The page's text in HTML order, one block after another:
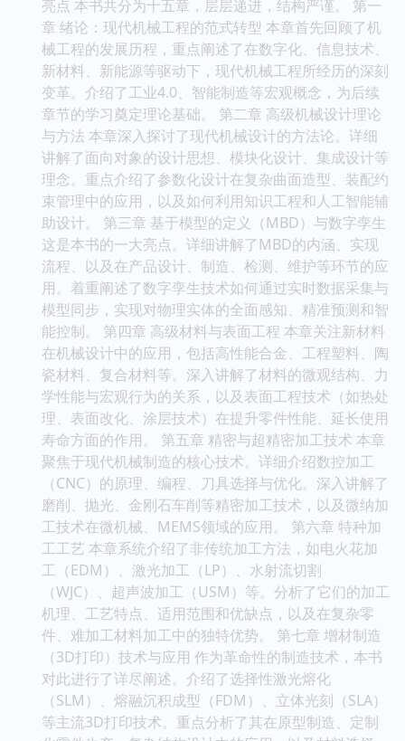
亮点 本书共分为十五章，层层递进，结构严谨。 第一
章 绪论：现代机械工程的范式转型 本章首先回顾了机
械工程的发展历程，重点阐述了在数字化、信息技术、
新材料、新能源等驱动下，现代机械工程所经历的深刻
变革。介绍了工业4.0、智能制造等宏观概念，为后续
章节的学习奠定理论基础。 第二章 高级机械设计理论
与方法 本章深入探讨了现代机械设计的方法论。详细
讲解了面向对象的设计思想、模块化设计、集成设计等
理念。重点介绍了参数化设计在复杂曲面造型、装配约
束管理中的应用，以及如何利用知识工程和人工智能辅
助设计。 第三章 基于模型的定义（MBD）与数字孪生
这是本书的一大亮点。详细讲解了MBD的内涵、实现
流程、以及在产品设计、制造、检测、维护等环节的应
用。着重阐述了数字孪生技术如何通过实时数据采集与
模型同步，实现对物理实体的全面感知、精准预测和智
能控制。 第四章 高级材料与表面工程 本章关注新材料
在机械设计中的应用，包括高性能合金、工程塑料、陶
瓷材料、复合材料等。深入讲解了材料的微观结构、力
学性能与宏观行为的关系，以及表面工程技术（如热处
理、表面改化、涂层技术）在提升零件性能、延长使用
寿命方面的作用。 第五章 精密与超精密加工技术 本章
聚焦于现代机械制造的核心技术。详细介绍数控加工
（CNC）的原理、编程、刀具选择与优化。深入讲解了
磨削、抛光、金刚石车削等精密加工技术，以及微纳加
工技术在微机械、MEMS领域的应用。 第六章 特种加
工工艺 本章系统介绍了非传统加工方法，如电火花加
工（EDM）、激光加工（LP）、水射流切割
（WJC）、超声波加工（USM）等。分析了它们的加工
机理、工艺特点、适用范围和优缺点，以及在复杂零
件、难加工材料加工中的独特优势。 第七章 增材制造
（3D打印）技术与应用 作为革命性的制造技术，本书
对此进行了详尽阐述。介绍了选择性激光熔化
（SLM）、熔融沉积成型（FDM）、立体光刻（SLA）
等主流3D打印技术。重点分析了其在原型制造、定制